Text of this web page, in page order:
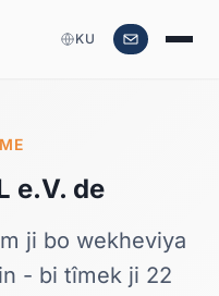
KU
e.V. de
ji bo wekheviya
- bi tîmek ji 22